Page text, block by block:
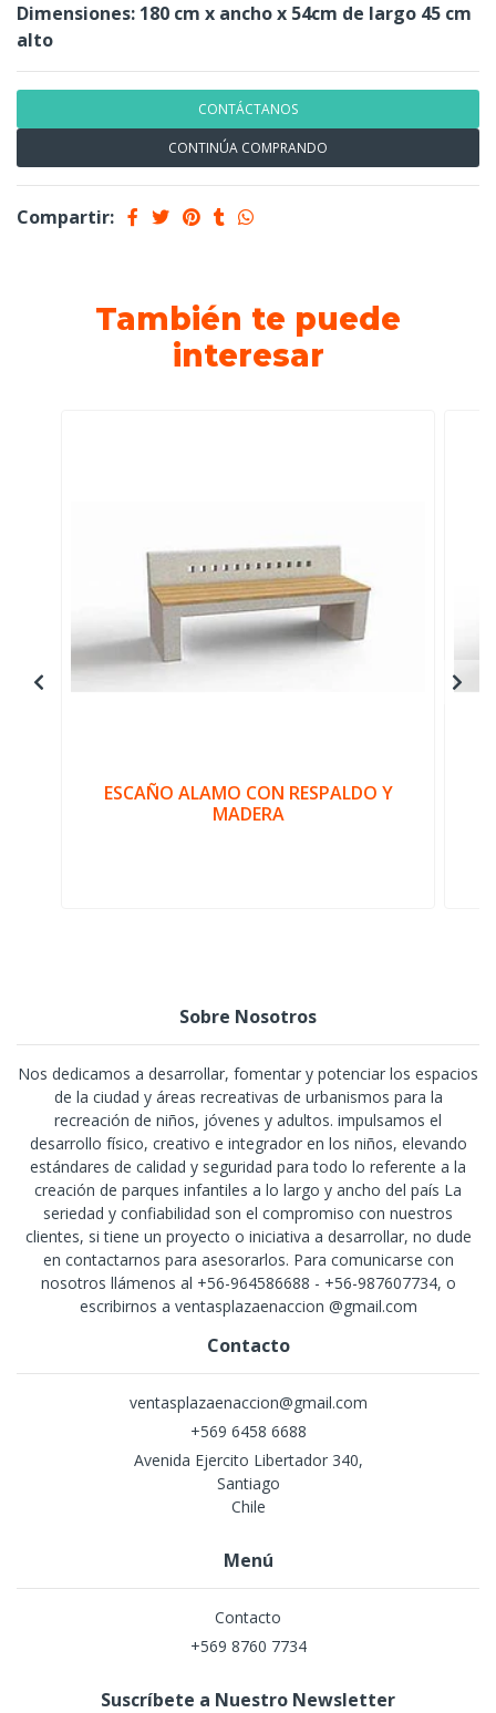
Dimensiones: 180 cm x ancho x 54cm de largo 45 cm
alto
CONTÁCTANOS
CONTINÚA COMPRANDO
Compartir:
También te puede
interesar
ESCAÑO ALAMO CON RESPALDO Y
MADERA
Sobre Nosotros
Nos dedicamos a desarrollar, fomentar y potenciar los espacios
de la ciudad y áreas recreativas de urbanismos para la
recreación de niños, jóvenes y adultos. impulsamos el
desarrollo físico, creativo e integrador en los niños, elevando
estándares de calidad y seguridad para todo lo referente a la
creación de parques infantiles a lo largo y ancho del país La
seriedad y confiabilidad son el compromiso con nuestros
clientes, si tiene un proyecto o iniciativa a desarrollar, no dude
en contactarnos para asesorarlos. Para comunicarse con
nosotros llámenos al +56-964586688 - +56-987607734, o
escribirnos a ventasplazaenaccion @gmail.com
Contacto
ventasplazaenaccion@gmail.com
+569 6458 6688
Avenida Ejercito Libertador 340,
Santiago
Chile
Menú
Contacto
+569 8760 7734
Suscríbete a Nuestro Newsletter